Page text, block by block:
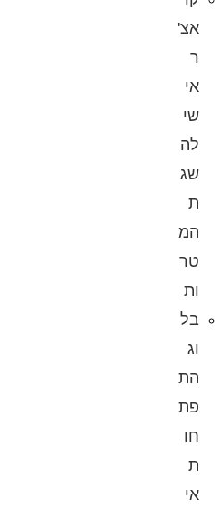
אצ'
אי
שי
לה
שג
ת
המ
טר
ות
בל
וג
הת
פת
חו
ת
אי